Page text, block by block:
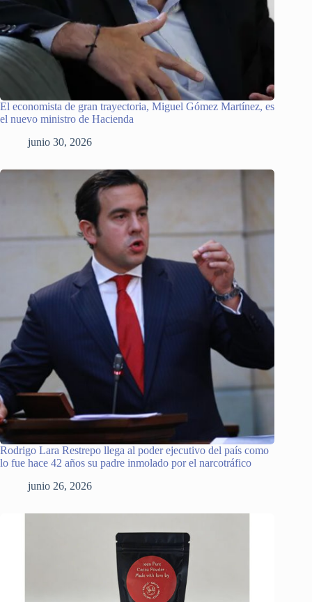
El economista de gran trayectoria, Miguel Gómez Martínez, es
el nuevo ministro de Hacienda
junio 30, 2026
Rodrigo Lara Restrepo llega al poder ejecutivo del país como
lo fue hace 42 años su padre inmolado por el narcotráfico
junio 26, 2026